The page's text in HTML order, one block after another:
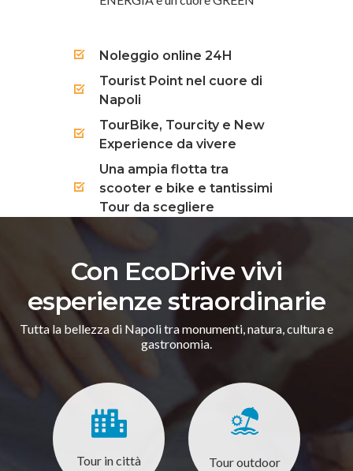
Noleggio online 24H
Tourist Point nel cuore di
Napoli
TourBike, Tourcity e New
Experience da vivere
Una ampia flotta tra
scooter e bike e tantissimi
Tour da scegliere
Con EcoDrive vivi
esperienze straordinarie
Tutta la bellezza di Napoli tra monumenti, natura, cultura e
gastronomia.
Tour in città Tour outdoor